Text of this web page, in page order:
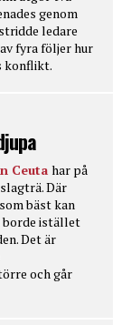
genom
ledare
fyra följer hur
konflikt.
Ceuta har på
Där
bäst kan
borde istället
Det är
och går